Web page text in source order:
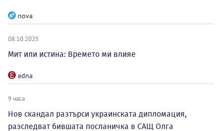
nova
08.10.2025
Мит или истина: Времето ми влияе
edna
9 часа
Нов скандал разтърси украинската дипломация,
разследват бившата посланичка в САЩ Олга